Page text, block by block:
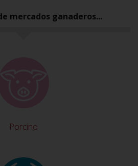
mercados ganaderos...
Porcino